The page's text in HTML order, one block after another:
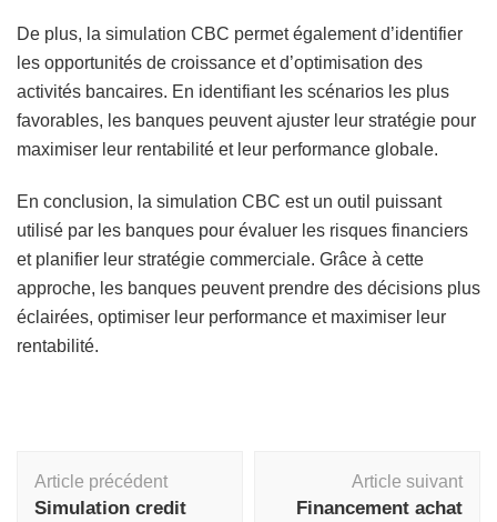
De plus, la simulation CBC permet également d’identifier
les opportunités de croissance et d’optimisation des
activités bancaires. En identifiant les scénarios les plus
favorables, les banques peuvent ajuster leur stratégie pour
maximiser leur rentabilité et leur performance globale.
En conclusion, la simulation CBC est un outil puissant
utilisé par les banques pour évaluer les risques financiers
et planifier leur stratégie commerciale. Grâce à cette
approche, les banques peuvent prendre des décisions plus
éclairées, optimiser leur performance et maximiser leur
rentabilité.
d'article
Article précédent
Simulation credit
Article suivant
Financement achat